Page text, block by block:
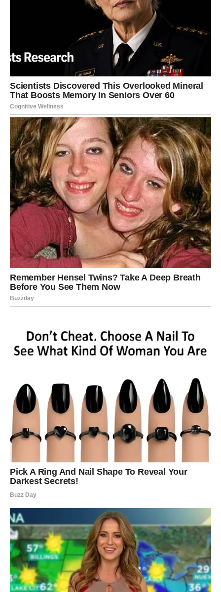
Ono što ste radili u tišini konačno postaje vidljivo.
Prihvatite uspjeh bez zadrške.
Vrijeme je da zablistate
Pred vama su veoma pozitivni trenuci.
DJEVICA
Jedna obaveza ili plan mogli bi biti odgođeni.
Ipak, upravo ta promjena otvara prostor za nešto mnogo
bolje.
Poruka dana
Ne nervirajte se zbog onoga što ne možete kontrolisati.
Sve se događa s razlogom
VAGA
Neočekivan susret mogao bi obilježiti ovaj dan.
Neko ostavlja mnogo jači utisak nego što ste očekivali.
Poruka dana
Budite otvoreni za nova poznanstva.